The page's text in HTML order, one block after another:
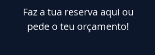
Faz a tua reserva aqui ou
pede o teu orçamento!